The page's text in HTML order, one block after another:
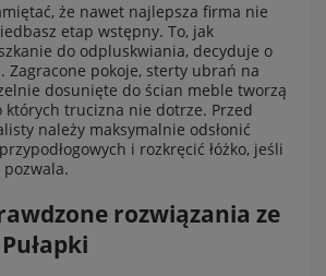
że nawet najlepsza firma nie
etap wstępny. To, jak
do odpluskwiania, decyduje o
Zagracone pokoje, sterty ubrań na
dosunięte do ścian meble tworzą
których trucizna nie dotrze. Przed
należy maksymalnie odsłonić
i rozkręcić łóżko, jeśli
rozwiązania ze